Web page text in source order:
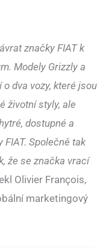
značky FIAT k
Modely Grizzly a
dva vozy, které jsou
životní styly, ale
dostupné a
Společně tak
že se značka vrací
Olivier François,
marketingový